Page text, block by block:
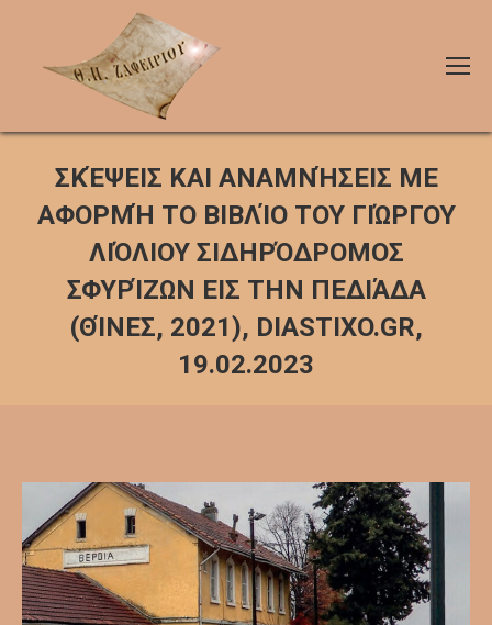
ΣΚΈΨΕΙΣ ΚΑΙ ΑΝΑΜΝΉΣΕΙΣ ΜΕ
ΑΦΟΡΜΉ ΤΟ ΒΙΒΛΊΟ ΤΟΥ ΓΙΏΡΓΟΥ
ΛΙΌΛΙΟΥ ΣΙΔΗΡΌΔΡΟΜΟΣ
ΣΦΥΡΊΖΩΝ ΕΙΣ ΤΗΝ ΠΕΔΙΆΔΑ
(ΘΊΝΕΣ, 2021), DIASTIXO.GR,
19.02.2023